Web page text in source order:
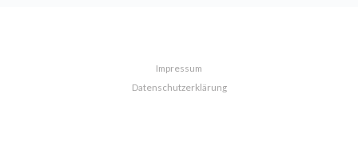
Impressum
Datenschutzerklärung